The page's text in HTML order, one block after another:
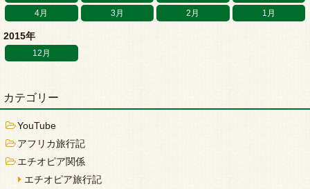
4月
3月 2月 1月
2015年
12月
カテゴリー
YouTube
アフリカ旅行記
エチオピア関係
エチオピア旅行記